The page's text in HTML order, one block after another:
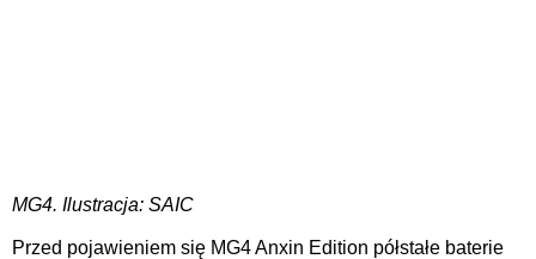
MG4. Ilustracja: SAIC
Przed pojawieniem się MG4 Anxin Edition półstałe baterie